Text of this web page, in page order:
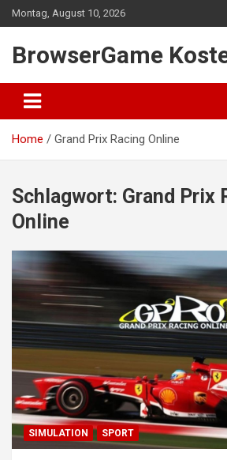
Skip
to
Montag, August 10, 2026
BrowserGame
Home Grand Prix Racing Online
Schlagwort: Grand Prix
Online
SIMULATION SPORT